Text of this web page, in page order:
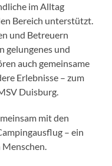
im Alltag
Bereich unterstützt.
und Betreuern
gelungenes und
auch gemeinsame
Erlebnisse – zum
Duisburg.
mit den
– ein